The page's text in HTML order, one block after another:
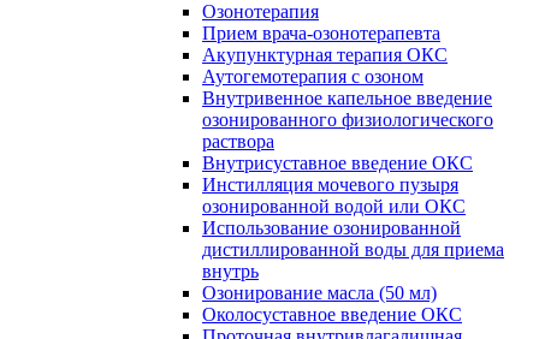
Озонотерапия
Прием врача-озонотерапевта
Акупунктурная терапия ОКС
Аутогемотерапия с озоном
Внутривенное капельное введение
озонированного физиологического
раствора
Внутрисуставное введение ОКС
Инстилляция мочевого пузыря
озонированной водой или ОКС
Использование озонированной
дистиллированной воды для приема
внутрь
Озонирование масла (50 мл)
Околосуставное введение ОКС